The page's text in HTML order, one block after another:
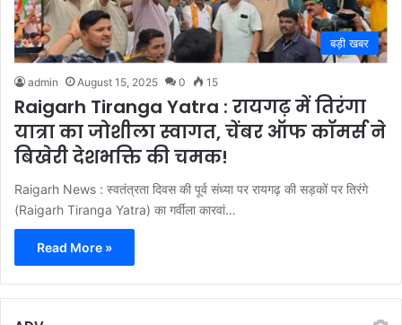
बड़ी खबर
admin August 15, 2025 0 15
Raigarh Tiranga Yatra : रायगढ़ में तिरंगा
यात्रा का जोशीला स्वागत, चेंबर ऑफ कॉमर्स ने
बिखेरी देशभक्ति की चमक!
Raigarh News : स्वतंत्रता दिवस की पूर्व संध्या पर रायगढ़ की सड़कों पर तिरंगे
(Raigarh Tiranga Yatra) का गर्वीला कारवां…
Read More »